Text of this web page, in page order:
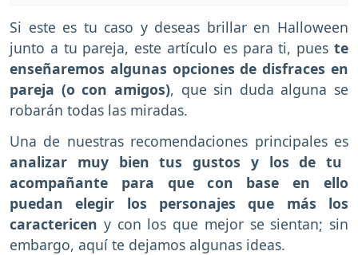
Si este es tu caso y deseas brillar en Halloween
junto a tu pareja, este artículo es para ti, pues te
enseñaremos algunas opciones de disfraces en
pareja (o con amigos), que sin duda alguna se
robarán todas las miradas.
Una de nuestras recomendaciones principales es
analizar muy bien tus gustos y los de tu
acompañante para que con base en ello
puedan elegir los personajes que más los
caractericen y con los que mejor se sientan; sin
embargo, aquí te dejamos algunas ideas.